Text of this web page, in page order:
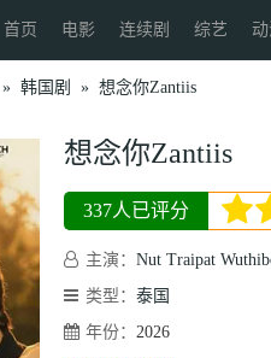
首页 电影 连续剧 综艺 动
» 韩国剧 » 想念你Zantiis
想念你Zantiis
337人已评分
主演： Nut Traipat
类型： 泰国
年份： 2026